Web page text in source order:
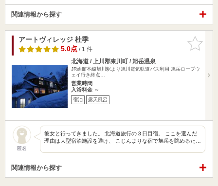
関連情報から探す
お気に入
りに追加
アートヴィレッジ 杜季
5.0点/ 1 件
北海道 / 上川郡東川町 / 旭岳温泉
JR函館本線旭川駅より旭川電気軌道バス利用 旭岳ロープウ
ェイ行き終点…
営業時間
入浴料金 ～
宿泊 露天風呂
匿名
彼女と行ってきました。 北海道旅行の３日目宿。 ここを選んだ
理由は大型宿泊施設を避け、 こじんまりな宿で旭岳を眺めるた…
関連情報から探す